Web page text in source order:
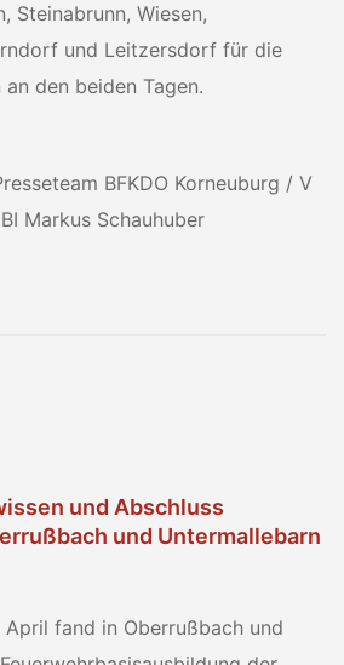
Steinabrunn, Wiesen,
und Leitzersdorf für die
den beiden Tagen.
BFKDO Korneuburg / V
Markus Schauhuber
und Abschluss
und Untermallebarn
fand in Oberrußbach und